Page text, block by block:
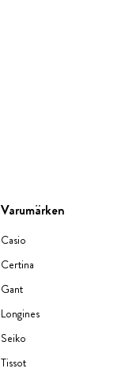
Varumärken
Casio
Certina
Gant
Longines
Seiko
Tissot